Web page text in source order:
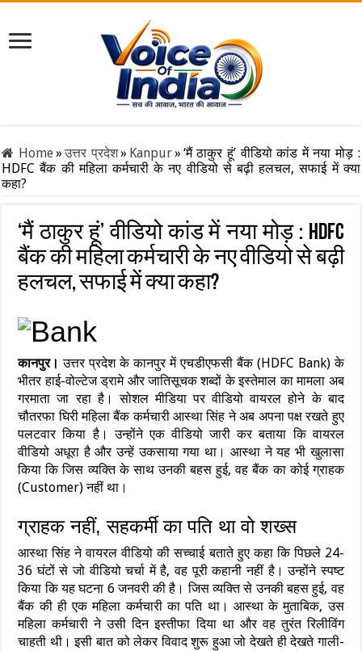
Home» उत्तर प्रदेश» Kanpur» ‘मैं ठाकुर हूं’ वीडियो कांड में नया मोड़ :
HDFC बैंक की महिला कर्मचारी के नए वीडियो से बढ़ी हलचल, सफाई में क्या
कहा?
‘मैं ठाकुर हूं’ वीडियो कांड में नया मोड़ : HDFC
बैंक की महिला कर्मचारी के नए वीडियो से बढ़ी
हलचल, सफाई में क्या कहा?
कानपुर। उत्तर प्रदेश के कानपुर में एचडीएफसी बैंक (HDFC Bank) के
भीतर हाई-वोल्टेज ड्रामे और जातिसूचक शब्दों के इस्तेमाल का मामला अब
गरमाता जा रहा है। सोशल मीडिया पर वीडियो वायरल होने के बाद
चौतरफा घिरी महिला बैंक कर्मचारी आस्था सिंह ने अब अपना पक्ष रखते हुए
पलटवार किया है। उन्होंने एक वीडियो जारी कर बताया कि वायरल
वीडियो अधूरा है और उन्हें उकसाया गया था। आस्था ने यह भी खुलासा
किया कि जिस व्यक्ति के साथ उनकी बहस हुई, वह बैंक का कोई ग्राहक
(Customer) नहीं था।
ग्राहक नहीं, सहकर्मी का पति था वो शख्स
आस्था सिंह ने वायरल वीडियो की सच्चाई बताते हुए कहा कि पिछले 24-
36 घंटों से जो वीडियो चर्चा में है, वह पूरी कहानी नहीं है। उन्होंने स्पष्ट
किया कि यह घटना 6 जनवरी की है। जिस व्यक्ति से उनकी बहस हुई, वह
बैंक की ही एक महिला कर्मचारी का पति था। आस्था के मुताबिक, उस
महिला कर्मचारी ने उसी दिन इस्तीफा दिया था और वह तुरंत रिलीविंग
चाहती थी। इसी बात को लेकर विवाद शुरू हुआ जो देखते ही देखते गाली-